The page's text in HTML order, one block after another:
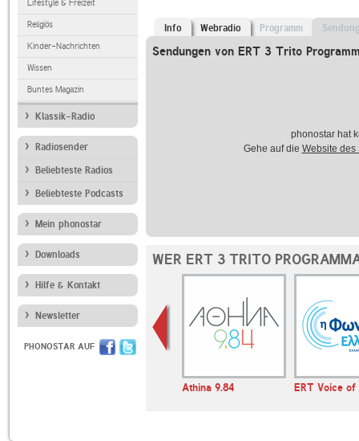
Lifestyle & Freizeit
Religiös
Kinder-Nachrichten
Wissen
Buntes Magazin
Klassik-Radio
Radiosender
Beliebteste Radios
Beliebteste Podcasts
Mein phonostar
Downloads
Hilfe & Kontakt
Newsletter
PHONOSTAR AUF
Info Webradio Programm
Sendungen von ERT 3 Trito
phonostar hat
Gehe auf die Website des
WER ERT 3 TRITO
Athina 9.84 ERT Voice of